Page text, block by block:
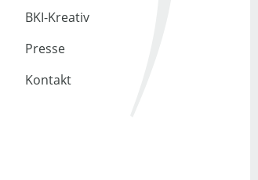
BKI-Kreativ
Presse
Kontakt